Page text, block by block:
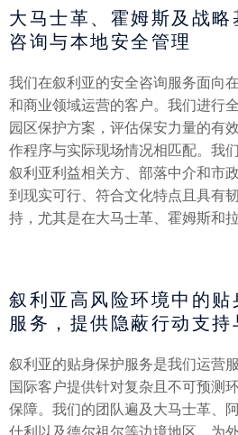
大马士革、霍姆斯及战
咨询与本地安全管理
我们在叙利亚的安全咨询服务面向
和商业领域运营的客户。我们进行
园区保护方案，评估保安力量的有
作程序与实际现场情况相匹配。我
叙利亚利益相关方、部落中介和市
到现实可行、符合文化特点且具有
持，尤其是在大马士革、霍姆斯和
叙利亚高风险环境中的贴
服务，提供隐蔽行动支持
叙利亚的贴身保护服务是我们运营
国际客户提供针对复杂且不可预测
保障。我们的团队遍及大马士革、